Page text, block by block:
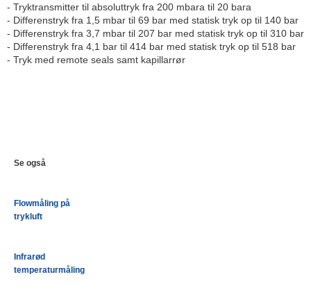
- Tryktransmitter til absoluttryk fra 200 mbara til 20 bara
- Differenstryk fra 1,5 mbar til 69 bar med statisk tryk op til 140 bar
- Differenstryk fra 3,7 mbar til 207 bar med statisk tryk op til 310 bar
- Differenstryk fra 4,1 bar til 414 bar med statisk tryk op til 518 bar
- Tryk med remote seals samt kapillarrør
Se også
Flowmåling på
trykluft
Infrarød
temperaturmåling